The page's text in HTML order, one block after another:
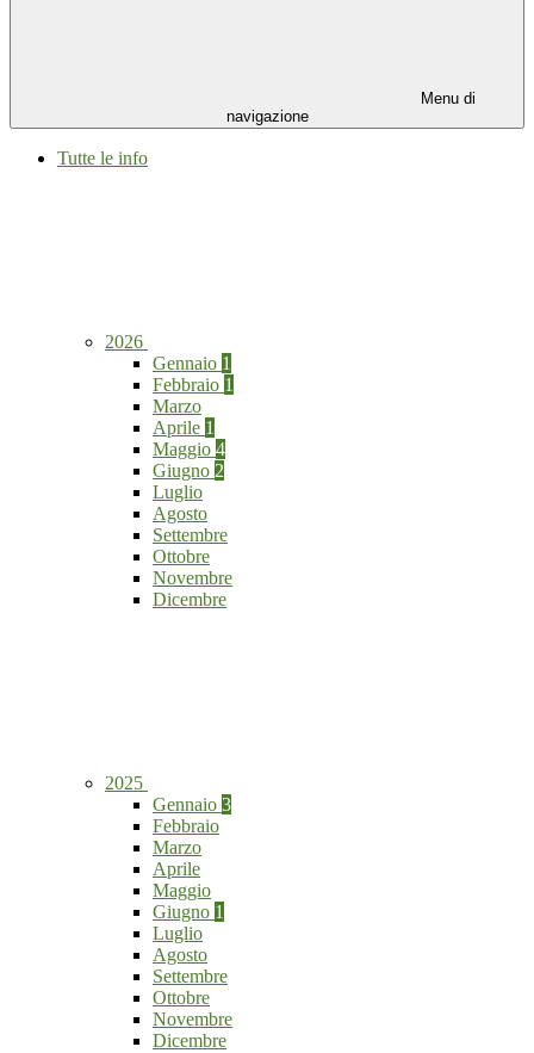
Menu di
navigazione
Tutte le info
2026
Gennaio 1
Febbraio 1
Marzo
Aprile 1
Maggio 4
Giugno 2
Luglio
Agosto
Settembre
Ottobre
Novembre
Dicembre
2025
Gennaio 3
Febbraio
Marzo
Aprile
Maggio
Giugno 1
Luglio
Agosto
Settembre
Ottobre
Novembre
Dicembre